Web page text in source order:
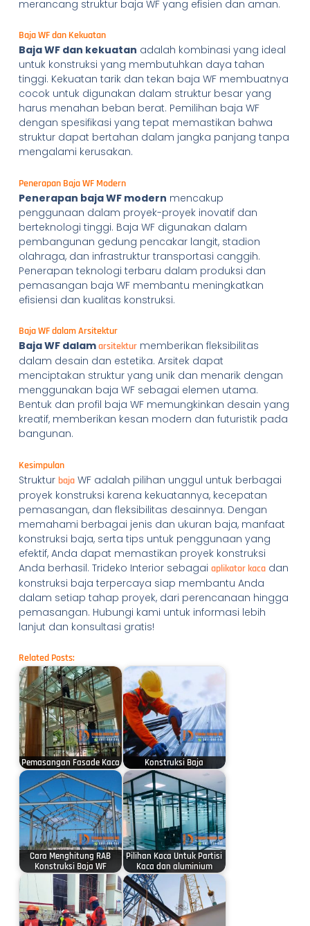
merancang struktur baja WF yang efisien dan aman.
Baja WF dan Kekuatan
Baja WF dan kekuatan adalah kombinasi yang ideal
untuk konstruksi yang membutuhkan daya tahan
tinggi. Kekuatan tarik dan tekan baja WF membuatnya
cocok untuk digunakan dalam struktur besar yang
harus menahan beban berat. Pemilihan baja WF
dengan spesifikasi yang tepat memastikan bahwa
struktur dapat bertahan dalam jangka panjang tanpa
mengalami kerusakan.
Penerapan Baja WF Modern
Penerapan baja WF modern mencakup
penggunaan dalam proyek-proyek inovatif dan
berteknologi tinggi. Baja WF digunakan dalam
pembangunan gedung pencakar langit, stadion
olahraga, dan infrastruktur transportasi canggih.
Penerapan teknologi terbaru dalam produksi dan
pemasangan baja WF membantu meningkatkan
efisiensi dan kualitas konstruksi.
Baja WF dalam Arsitektur
Baja WF dalamarsitekturmemberikan fleksibilitas
dalam desain dan estetika. Arsitek dapat
menciptakan struktur yang unik dan menarik dengan
menggunakan baja WF sebagai elemen utama.
Bentuk dan profil baja WF memungkinkan desain yang
kreatif, memberikan kesan modern dan futuristik pada
bangunan.
Kesimpulan
Struktur bajaWF adalah pilihan unggul untuk berbagai
proyek konstruksi karena kekuatannya, kecepatan
pemasangan, dan fleksibilitas desainnya. Dengan
memahami berbagai jenis dan ukuran baja, manfaat
konstruksi baja, serta tips untuk penggunaan yang
efektif, Anda dapat memastikan proyek konstruksi
Anda berhasil. Trideko Interior sebagai aplikator kacadan
konstruksi baja terpercaya siap membantu Anda
dalam setiap tahap proyek, dari perencanaan hingga
pemasangan. Hubungi kami untuk informasi lebih
lanjut dan konsultasi gratis!
Related Posts:
Pemasangan Fasade Kaca Konstruksi Baja
Cara Menghitung RAB
Konstruksi Baja WF
Pilihan Kaca Untuk Partisi
Kaca dan aluminium